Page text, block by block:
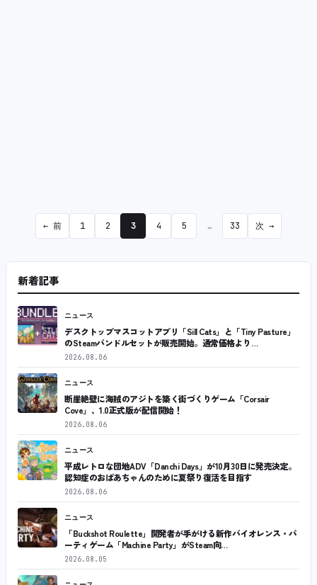
← 前 1 2 3 4 5 … 33 次 →
新着記事
ニュース
デスクトップマスコットアプリ「Sill Cats」と「Tiny Pasture」
のSteamバンドルセットが販売開始。通常価格より…
2026.08.06
ニュース
断崖絶壁に海賊のアジトを築く街づくりゲーム「Corsair
Cove」、1.0正式版が配信開始！
2026.08.06
ニュース
平成レトロな団地ADV「Danchi Days」が10月30日に発売決定。
認知症のおばあちゃんのために夏祭り復活を目指す
2026.08.06
ニュース
「Buckshot Roulette」開発者が手がける新作バイオレンス・パ
ーティゲーム「Machine Party」がSteam向…
2026.08.05